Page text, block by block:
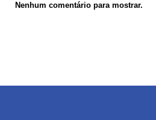
Nenhum comentário para mostrar.